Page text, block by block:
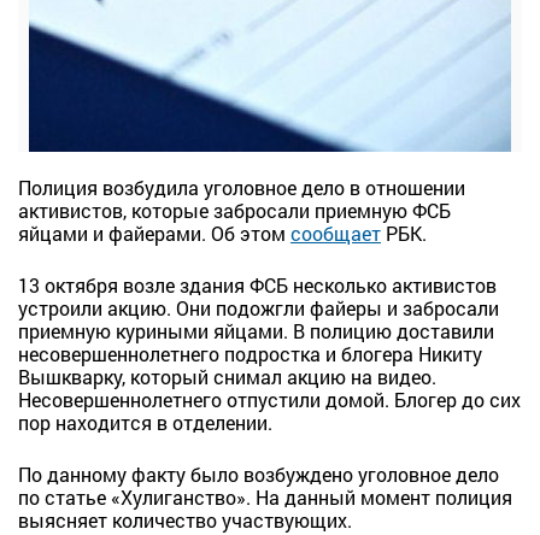
Полиция возбудила уголовное дело в отношении
активистов, которые забросали приемную ФСБ
яйцами и файерами. Об этом сообщает РБК.
13 октября возле здания ФСБ несколько активистов
устроили акцию. Они подожгли файеры и забросали
приемную куриными яйцами. В полицию доставили
несовершеннолетнего подростка и блогера Никиту
Вышкварку, который снимал акцию на видео.
Несовершеннолетнего отпустили домой. Блогер до сих
пор находится в отделении.
По данному факту было возбуждено уголовное дело
по статье «Хулиганство». На данный момент полиция
выясняет количество участвующих.